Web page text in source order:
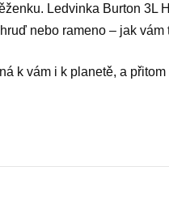
Ledvinka Burton 3L
nebo rameno – jak vám
k vám i k planetě, a